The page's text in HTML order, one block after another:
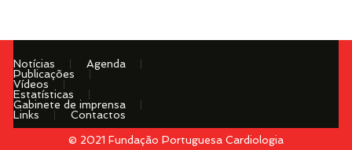
Notícias
Agenda
Publicações
Vídeos
Estatísticas
Gabinete de imprensa
Links
Contactos
© 2021 Fundação Portuguesa Cardiologia